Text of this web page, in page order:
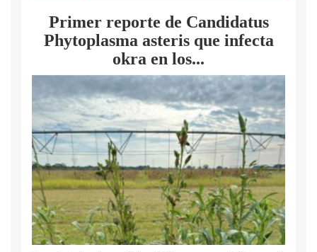
Primer reporte de Candidatus
Phytoplasma asteris que infecta
okra en los...